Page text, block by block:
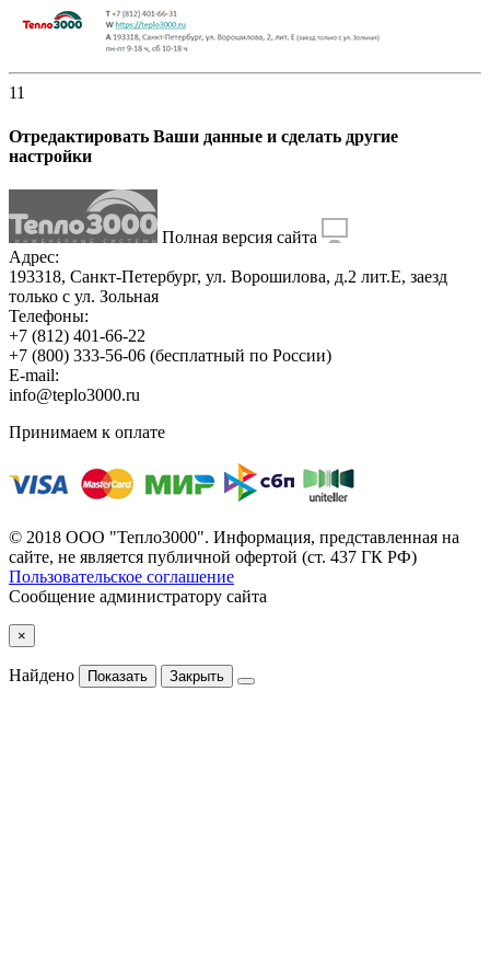
11
Отредактировать Ваши данные и сделать другие
настройки
Полная версия сайта
Адрес:
193318, Санкт-Петербург, ул. Ворошилова, д.2 лит.Е, заезд
только с ул. Зольная
Телефоны:
+7 (812) 401-66-22
+7 (800) 333-56-06 (бесплатный по России)
E-mail:
info@teplo3000.ru
Принимаем к оплате
© 2018 ООО "Тепло3000". Информация, представленная на
сайте, не является публичной офертой (ст. 437 ГК РФ)
Пользовательское соглашение
Сообщение администратору сайта
×
Найдено Показать Закрыть